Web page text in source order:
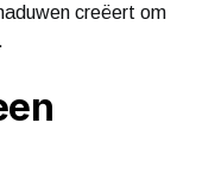
creëert om